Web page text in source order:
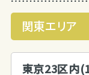
関東エリア
東京23区内